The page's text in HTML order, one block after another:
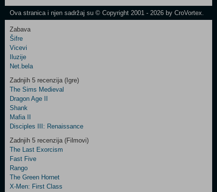
Control
Two
Newsletter
Control
Field
Three
Ova stranica i njen sadržaj su © Copyright 2001 - 2026 by CroVortex.
Zabava
Šifre
Vicevi
Iluzije
Net.bela
Zadnjih 5 recenzija (Igre)
The Sims Medieval
Dragon Age II
Shank
Mafia II
Disciples III: Renaissance
Zadnjih 5 recenzija (Filmovi)
The Last Exorcism
Fast Five
Rango
The Green Hornet
X-Men: First Class